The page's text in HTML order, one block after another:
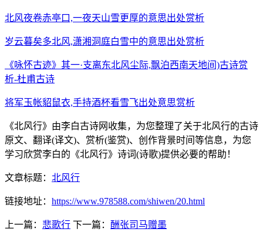
北风夜卷赤亭口,一夜天山雪更厚的意思出处赏析
岁云暮矣多北风,潇湘洞庭白雪中的意思出处赏析
《咏怀古迹》其一·支离东北风尘际,飘泊西南天地间)古诗赏
析-杜甫古诗
将军玉帐貂鼠衣,手持酒杯看雪飞出处意思赏析
《北风行》由李白古诗网收集，为您整理了关于北风行的古诗
原文、翻译(译文)、赏析(鉴赏)、创作背景时间等信息，为您
学习欣赏李白的《北风行》诗词(诗歌)提供必要的帮助！
文章标题： 北风行
链接地址： https://www.978588.com/shiwen/20.html
上一篇： 悲歌行 下一篇： 酬张司马赠墨